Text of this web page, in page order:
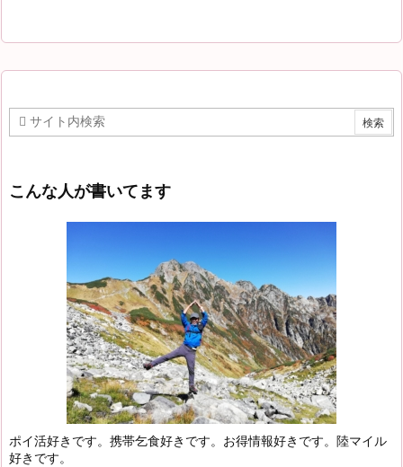
こんな人が書いてます
ポイ活好きです。携帯乞食好きです。お得情報好きです。陸マイル
好きです。